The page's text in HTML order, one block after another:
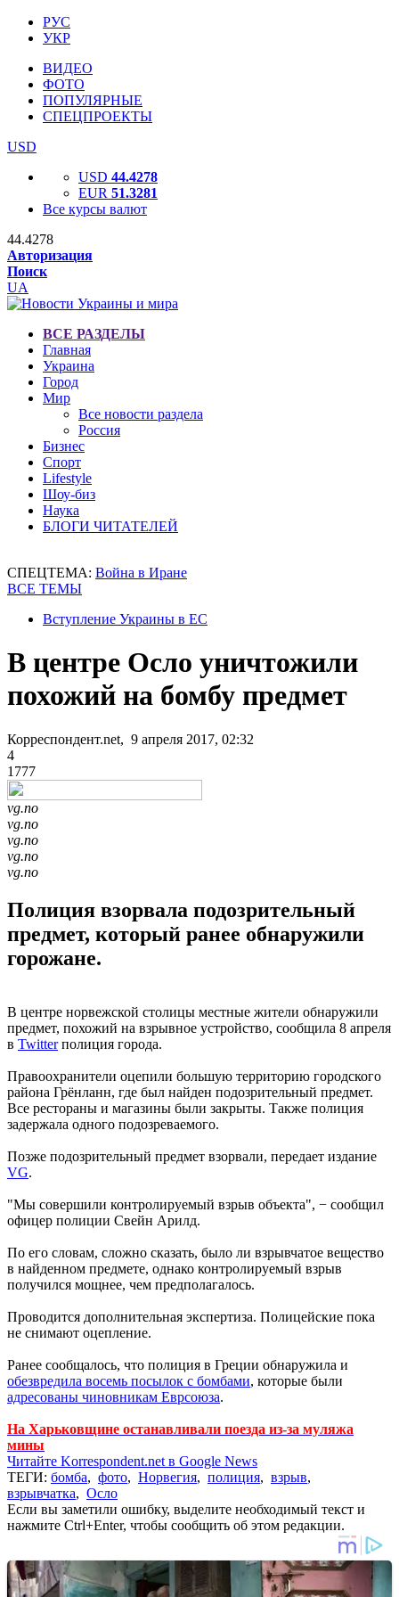
РУС
УКР
ВИДЕО
ФОТО
ПОПУЛЯРНЫЕ
СПЕЦПРОЕКТЫ
USD
USD 44.4278
EUR 51.3281
Все курсы валют
44.4278
Авторизация
Поиск
UA
ВСЕ РАЗДЕЛЫ
Главная
Украина
Город
Мир
Все новости раздела
Россия
Бизнес
Спорт
Lifestyle
Шоу-биз
Наука
БЛОГИ ЧИТАТЕЛЕЙ
СПЕЦТЕМА: Война в Иране
ВСЕ ТЕМЫ
Вступление Украины в ЕС
В центре Осло уничтожили
похожий на бомбу предмет
Корреспондент.net, 9 апреля 2017, 02:32
4
1777
vg.no
vg.no
vg.no
vg.no
vg.no
Полиция взорвала подозрительный
предмет, который ранее обнаружили
горожане.
В центре норвежской столицы местные жители обнаружили
предмет, похожий на взрывное устройство, сообщила 8 апреля
в Twitterполиция города.
Правоохранители оцепили большую территорию городского
района Грёнланн, где был найден подозрительный предмет.
Все рестораны и магазины были закрыты. Также полиция
задержала одного подозреваемого.
Позже подозрительный предмет взорвали, передает издание
VG.
"Мы совершили контролируемый взрыв объекта", − сообщил
офицер полиции Свейн Арилд.
По его словам, сложно сказать, было ли взрывчатое вещество
в найденном предмете, однако контролируемый взрыв
получился мощнее, чем предполагалось.
Проводится дополнительная экспертиза. Полицейские пока
не снимают оцепление.
Ранее сообщалось, что полиция в Греции обнаружила и
обезвредила восемь посылок с бомбами, которые были
адресованы чиновникам Еврсоюза.
На Харьковщине останавливали поезда из-за муляжа
мины
Читайте Korrespondent.net в Google News
ТЕГИ: бомба, фото, Норвегия, полиция, взрыв,
взрывчатка, Осло
Если вы заметили ошибку, выделите необходимый текст и
нажмите Ctrl+Enter, чтобы сообщить об этом редакции.